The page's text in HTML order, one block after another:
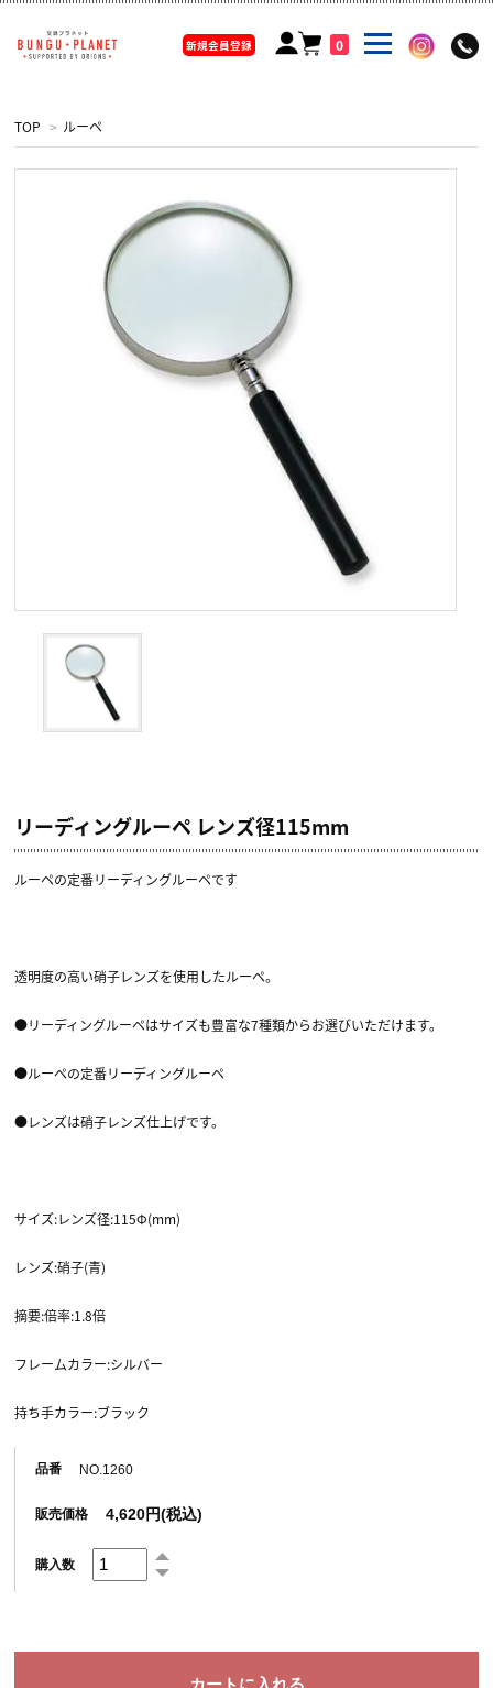
0
新規会員登録
TOP > ルーペ
リーディングルーペ レンズ径115mm
ルーペの定番リーディングルーペです
透明度の高い硝子レンズを使用したルーペ。
●リーディングルーペはサイズも豊富な7種類からお選びいただけます。
●ルーペの定番リーディングルーペ
●レンズは硝子レンズ仕上げです。
サイズ:レンズ径:115Φ(mm)
レンズ:硝子(青)
摘要:倍率:1.8倍
フレームカラー:シルバー
持ち手カラー:ブラック
品番 NO.1260
販売価格 4,620円(税込)
購入数